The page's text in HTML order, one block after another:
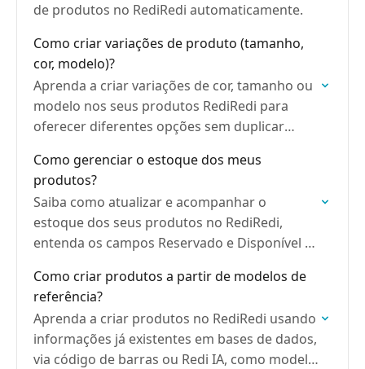
de produtos no RediRedi automaticamente.
Como criar variações de produto (tamanho,
cor, modelo)?
Aprenda a criar variações de cor, tamanho ou
modelo nos seus produtos RediRedi para
oferecer diferentes opções sem duplicar
Como gerenciar o estoque dos meus
produtos?
Saiba como atualizar e acompanhar o
estoque dos seus produtos no RediRedi,
entenda os campos Reservado e Disponível e
Como criar produtos a partir de modelos de
referência?
Aprenda a criar produtos no RediRedi usando
informações já existentes em bases de dados,
via código de barras ou Redi IA, como modelo